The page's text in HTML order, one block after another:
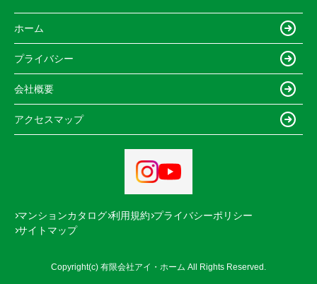
ホーム
プライバシー
会社概要
アクセスマップ
マンションカタログ 利用規約 プライバシーポリシー
サイトマップ
Copyright(c) 有限会社アイ・ホーム All Rights Reserved.